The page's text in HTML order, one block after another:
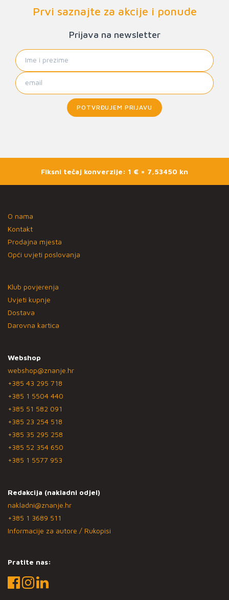
Prvi saznajte za akcije i ponude
Prijava na newsletter
POTVRĐUJEM PRIJAVU
Fiksni tečaj konverzije: 1 € = 7,53450 kn
O nama
Kontakt
Prodajna mjesta
Opći uvjeti poslovanja
Klub povjerenja
Uvjeti kupnje
Dostava
Darovna kartica
Webshop
webshop@znanje.hr
+385 43 295 718
+385 1 5504 440
+385 51 582 091
+385 23 254 518
+385 35 295 258
+385 52 354 650
+385 1 5577 953
Redakcija (nakladni odjel)
nakladni@znanje.hr
+385 1 3689 511
Informacije za autore / Rukopisi
Pratite nas: